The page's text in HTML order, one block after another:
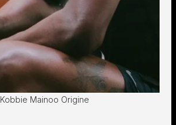
Kobbie Mainoo Origine